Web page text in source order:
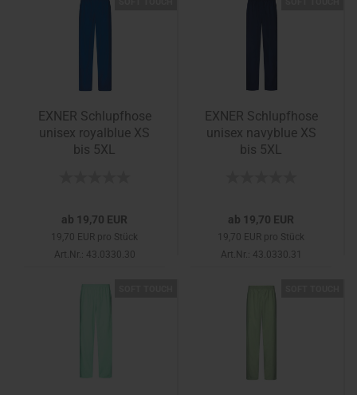
EXNER Schlupfhose
unisex royalblue XS
bis 5XL
ab 19,70 EUR
19,70 EUR pro Stück
Art.Nr.: 43.0330.30
EXNER Schlupfhose
unisex navyblue XS
bis 5XL
ab 19,70 EUR
19,70 EUR pro Stück
Art.Nr.: 43.0330.31